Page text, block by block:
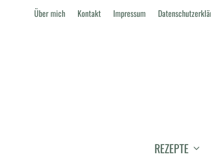
Über mich Kontakt Impressum
REZEPTE